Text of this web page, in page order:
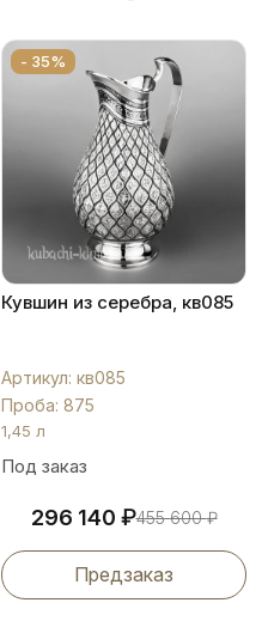
- 35%
Кувшин из серебра, кв085
Артикул: кв085
Проба: 875
1,45 л
Под заказ
296 140 ₽455 600₽
Предзаказ